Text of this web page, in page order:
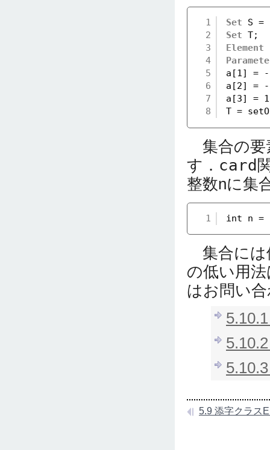
1
2
3
4
5
6
7
8
Set S =
Set T;
Element
a[1] =
a[2] =
a[3] =
T =
集合の要
す． card
整数nに集
1 int n =
集合には
の低い用
はお問い
5.9 添字クラス